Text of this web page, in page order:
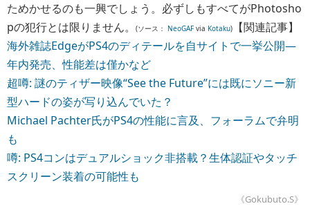
ためかせるのも一興でしょう。必ずしもすべてがPhotosho
pの犯行とは限りません。
(ソース： NeoGAF via Kotaku)
【関連記事】
海外雑誌EdgeがPS4のディテールを自サイトで一挙公開―
年内発売、性能差は僅かなど
超噂: 謎のティザー映像“See the Future”には既にソニー新
型ハードの姿が写り込んでいた？
Michael Pachter氏がPS4の性能に言及、フォーラムで弁明
も
噂: PS4コンはデュアルショック非搭載？生体認証やタッチ
スクリーン装着の可能性も
《Gokubuto.S》